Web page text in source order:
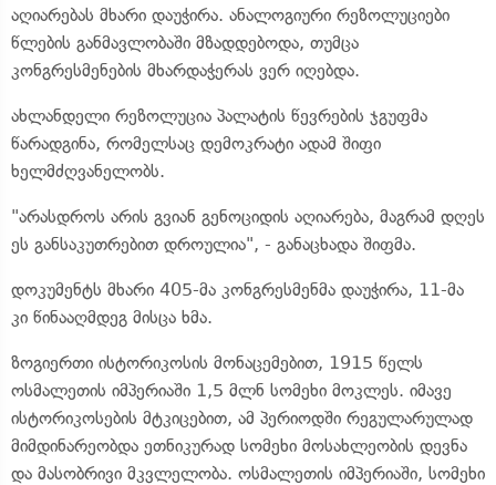
აღიარებას მხარი დაუჭირა. ანალოგიური რეზოლუციები
წლების განმავლობაში მზადდებოდა, თუმცა
კონგრესმენების მხარდაჭერას ვერ იღებდა.
ახლანდელი რეზოლუცია პალატის წევრების ჯგუფმა
წარადგინა, რომელსაც დემოკრატი ადამ შიფი
ხელმძღვანელობს.
"არასდროს არის გვიან გენოციდის აღიარება, მაგრამ დღეს
ეს განსაკუთრებით დროულია", - განაცხადა შიფმა.
დოკუმენტს მხარი 405-მა კონგრესმენმა დაუჭირა, 11-მა
კი წინააღმდეგ მისცა ხმა.
ზოგიერთი ისტორიკოსის მონაცემებით, 1915 წელს
ოსმალეთის იმპერიაში 1,5 მლნ სომეხი მოკლეს. იმავე
ისტორიკოსების მტკიცებით, ამ პერიოდში რეგულარულად
მიმდინარეობდა ეთნიკურად სომეხი მოსახლეობის დევნა
და მასობრივი მკვლელობა. ოსმალეთის იმპერიაში, სომეხი